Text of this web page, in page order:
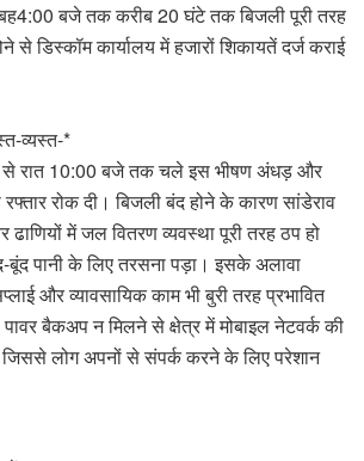
बजे तक करीब 20 घंटे तक बिजली पूरी तरह
से डिस्कॉम कार्यालय में हजारों शिकायतें दर्ज कराई
व्यस्त-*
से रात 10:00 बजे तक चले इस भीषण अंधड़ और
रोक दी। बिजली बंद होने के कारण सांडेराव
ढाणियों में जल वितरण व्यवस्था पूरी तरह ठप हो
बूंद पानी के लिए तरसना पड़ा। इसके अलावा
और व्यावसायिक काम भी बुरी तरह प्रभावित
पावर बैकअप न मिलने से क्षेत्र में मोबाइल नेटवर्क की
जिससे लोग अपनों से संपर्क करने के लिए परेशान